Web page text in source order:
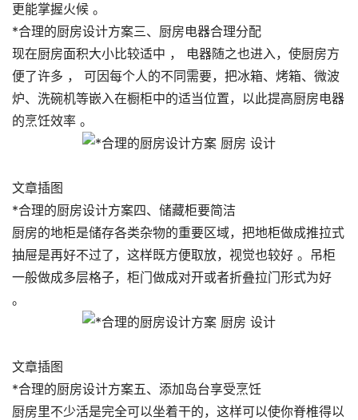
更能掌握火候 。
*合理的厨房设计方案三、厨房电器合理分配
现在厨房面积大小比较适中 ， 电器随之也进入，使厨房方
便了许多 ， 可因每个人的不同需要，把冰箱、烤箱、微波
炉、洗碗机等嵌入在橱柜中的适当位置，以此提高厨房电器
的烹饪效率 。
文章插图
*合理的厨房设计方案四、储藏柜要简洁
厨房的地柜是储存各类杂物的重要区域，把地柜做成推拉式
抽屉是再好不过了，这样既方便取放，视觉也较好 。吊柜
一般做成多层格子，柜门做成对开或者折叠拉门形式为好
。
文章插图
*合理的厨房设计方案五、添加岛台享受烹饪
厨房里不少活是完全可以坐着干的，这样可以使你脊椎得以